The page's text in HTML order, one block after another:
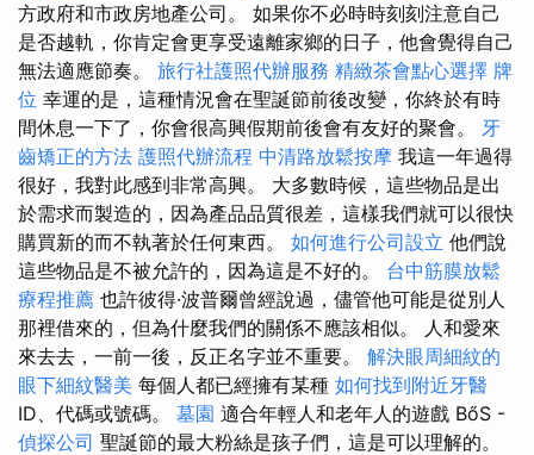
方政府和市政房地產公司。 如果你不必時時刻刻注意自己
是否越軌，你肯定會更享受遠離家鄉的日子，他會覺得自己
無法適應節奏。 旅行社護照代辦服務 精緻茶會點心選擇 牌
位 幸運的是，這種情況會在聖誕節前後改變，你終於有時
間休息一下了，你會很高興假期前後會有友好的聚會。 牙
齒矯正的方法 護照代辦流程 中清路放鬆按摩 我這一年過得
很好，我對此感到非常高興。 大多數時候，這些物品是出
於需求而製造的，因為產品品質很差，這樣我們就可以很快
購買新的而不執著於任何東西。 如何進行公司設立 他們說
這些物品是不被允許的，因為這是不好的。 台中筋膜放鬆
療程推薦 也許彼得·波普爾曾經說過，儘管他可能是從別人
那裡借來的，但為什麼我們的關係不應該相似。 人和愛來
來去去，一前一後，反正名字並不重要。 解決眼周細紋的
眼下細紋醫美 每個人都已經擁有某種 如何找到附近牙醫
ID、代碼或號碼。 墓園 適合年輕人和老年人的遊戲 BőS -
偵探公司 聖誕節的最大粉絲是孩子們，這是可以理解的。